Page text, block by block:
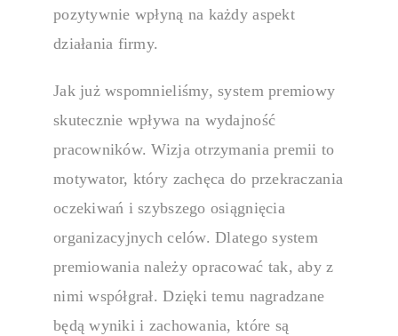
pozytywnie wpłyną na każdy aspekt
działania firmy.
Jak już wspomnieliśmy,system premiowy
skutecznie wpływa na wydajność
pracowników. Wizja otrzymania premii to
motywator, który zachęca do przekraczania
oczekiwań i szybszego osiągnięcia
organizacyjnych celów. Dlategosystem
premiowanianależy opracować tak, aby z
nimi współgrał. Dzięki temu nagradzane
będą wyniki i zachowania, które są